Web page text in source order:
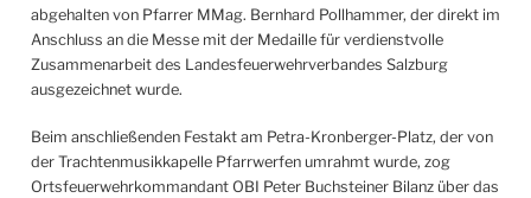
abgehalten von Pfarrer MMag. Bernhard Pollhammer, der direkt im
Anschluss an die Messe mit der Medaille für verdienstvolle
Zusammenarbeit des Landesfeuerwehrverbandes Salzburg
ausgezeichnet wurde.
Beim anschließenden Festakt am Petra-Kronberger-Platz, der von
der Trachtenmusikkapelle Pfarrwerfen umrahmt wurde, zog
Ortsfeuerwehrkommandant OBI Peter Buchsteiner Bilanz über das